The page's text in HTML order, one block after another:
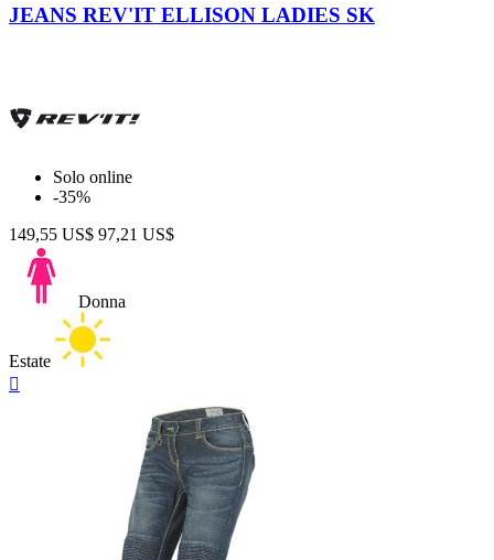
Nero
JEANS REV'IT ELLISON LADIES SK
Solo online
-35%
149,55 US$ 97,21 US$
Donna
Estate
